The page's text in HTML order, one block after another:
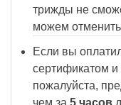
трижды не
можем
Если вы
сертификатом
пожалуйста,